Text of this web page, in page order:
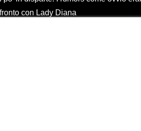
con Lady Diana